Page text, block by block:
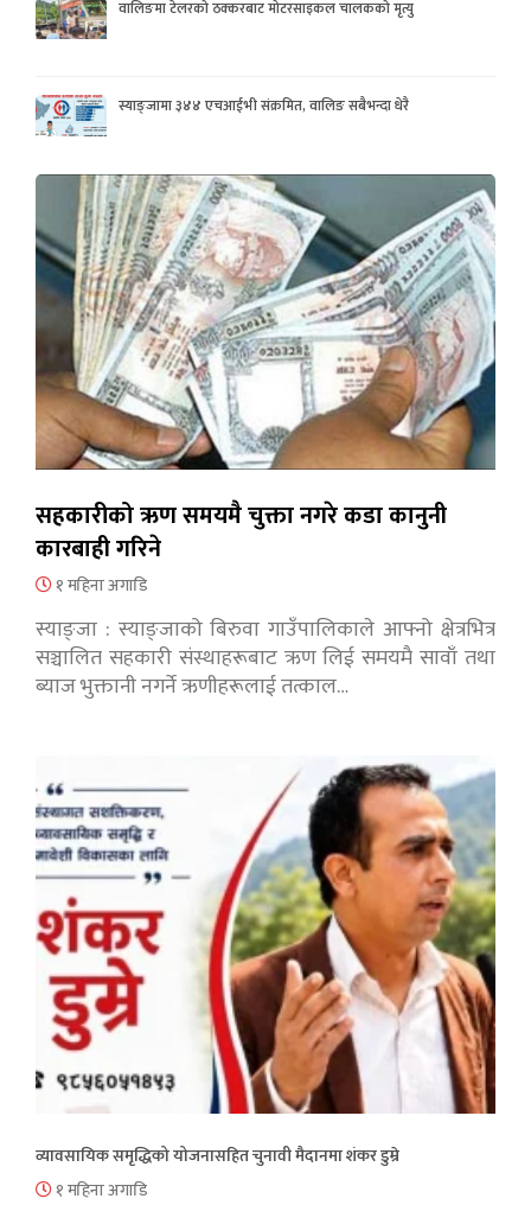
वालिङमा टेलरको ठक्करबाट मोटरसाइकल चालकको मृत्यु
स्याङ्जामा ३४४ एचआईभी संक्रमित, वालिङ सबैभन्दा धेरै
सहकारीको ऋण समयमै चुक्ता नगरे कडा कानुनी
कारबाही गरिने
१ महिना अगाडि
स्याङ्जा : स्याङ्जाको बिरुवा गाउँपालिकाले आफ्नो क्षेत्रभित्र
सञ्चालित सहकारी संस्थाहरूबाट ऋण लिई समयमै सावाँ तथा
ब्याज भुक्तानी नगर्ने ऋणीहरूलाई तत्काल…
व्यावसायिक समृद्धिको योजनासहित चुनावी मैदानमा शंकर डुम्रे
१ महिना अगाडि